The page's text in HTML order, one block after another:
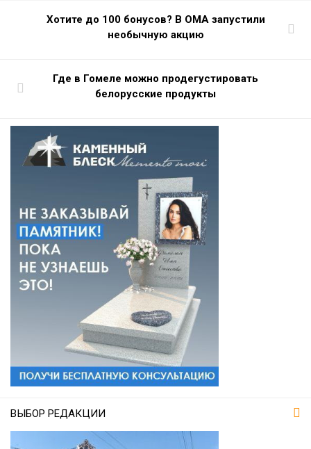
Хотите до 100 бонусов? В ОМА запустили
необычную акцию
Где в Гомеле можно продегустировать
белорусские продукты
ВЫБОР РЕДАКЦИИ